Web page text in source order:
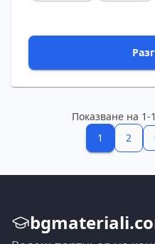
Показване на 1-
1
2